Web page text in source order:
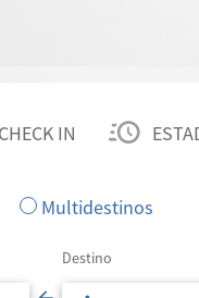
CHECK IN
Multidestinos
Destino